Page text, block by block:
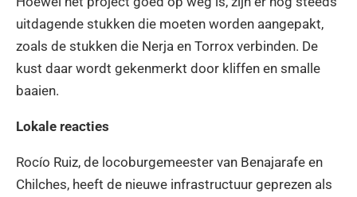
uitdagende stukken die moeten worden aangepakt,
zoals de stukken die Nerja en Torrox verbinden. De
kust daar wordt gekenmerkt door kliffen en smalle
baaien.
Lokale reacties
Rocío Ruiz, de locoburgemeester van Benajarafe en
Chilches, heeft de nieuwe infrastructuur geprezen als